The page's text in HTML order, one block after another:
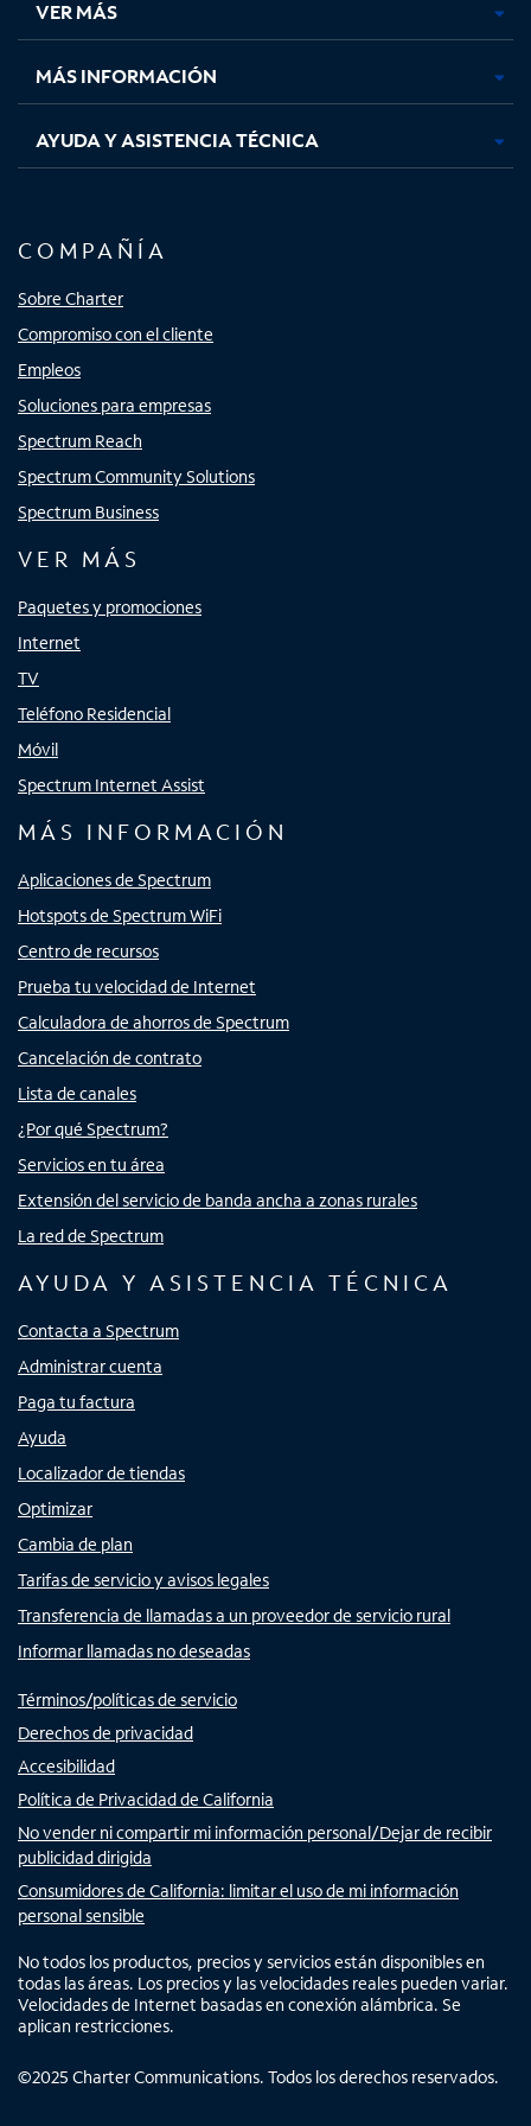
pestaña
nueva
pestaña
nueva
pestaña
nuevanueva
VER MÁS
MÁS INFORMACIÓN
AYUDA Y ASISTENCIA TÉCNICA
COMPAÑÍA
Sobre Charter
Compromiso con el cliente
Empleos
Soluciones para empresas
Spectrum Reach
Spectrum Community Solutions
Spectrum Business
VER MÁS
Paquetes y promociones
Internet
TV
Teléfono Residencial
Móvil
Spectrum Internet Assist
MÁS INFORMACIÓN
Aplicaciones de Spectrum
Hotspots de Spectrum WiFi
Centro de recursos
Prueba tu velocidad de Internet
Calculadora de ahorros de Spectrum
Cancelación de contrato
Lista de canales
¿Por qué Spectrum?
Servicios en tu área
Extensión del servicio de banda ancha a zonas rurales
La red de Spectrum
AYUDA Y ASISTENCIA TÉCNICA
Contacta a Spectrum
Administrar cuenta
Paga tu factura
Ayuda
Localizador de tiendas
Optimizar
Cambia de plan
Tarifas de servicio y avisos legales
Transferencia de llamadas a un proveedor de servicio rural
Informar llamadas no deseadas
Términos/políticas de servicio
Derechos de privacidad
Accesibilidad
Política de Privacidad de California
No vender ni compartir mi información personal/Dejar de recibir
publicidad dirigida
Consumidores de California: limitar el uso de mi información
personal sensible
No todos los productos, precios y servicios están disponibles en
todas las áreas. Los precios y las velocidades reales pueden variar.
Velocidades de Internet basadas en conexión alámbrica. Se
aplican restricciones.
©2025 Charter Communications. Todos los derechos reservados.